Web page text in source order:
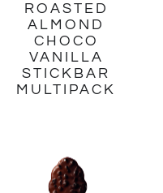
ROASTED
ALMOND
CHOCO
VANILLA
STICKBAR
MULTIPACK